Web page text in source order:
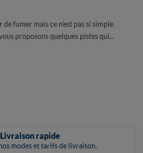
fumer mais ce n'est pas si simple.
proposons quelques pistes qui...
Livraison rapide
modes et tarifs de livraison.